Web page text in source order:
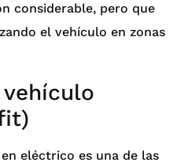
considerable, pero que
el vehículo en zonas
eléctrico es una de las